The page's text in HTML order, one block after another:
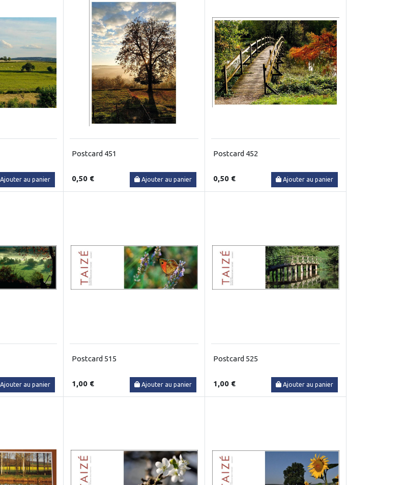
Ajouter au panier
Postcard 451
0,50 € Ajouter au panier
Postcard 452
0,50 € Ajouter au panier
Ajouter au panier
Postcard 515
1,00 € Ajouter au panier
Postcard 525
1,00 € Ajouter au panier